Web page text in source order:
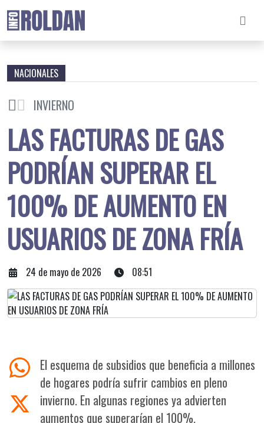
NACIONALES
INVIERNO
LAS FACTURAS DE GAS
PODRÍAN SUPERAR EL
100% DE AUMENTO EN
USUARIOS DE ZONA FRÍA
24 de mayo de 2026 08:51
El esquema de subsidios que beneficia a millones
de hogares podría sufrir cambios en pleno
invierno. En algunas regiones ya advierten
aumentos que superarían el 100%.